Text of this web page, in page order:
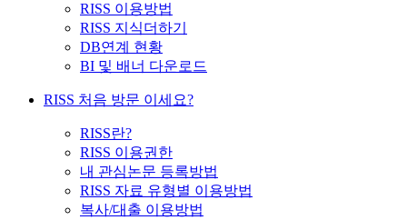
RISS 이용방법
RISS 지식더하기
DB연계 현황
BI 및 배너 다운로드
RISS 처음 방문 이세요?
RISS란?
RISS 이용권한
내 관심논문 등록방법
RISS 자료 유형별 이용방법
복사/대출 이용방법